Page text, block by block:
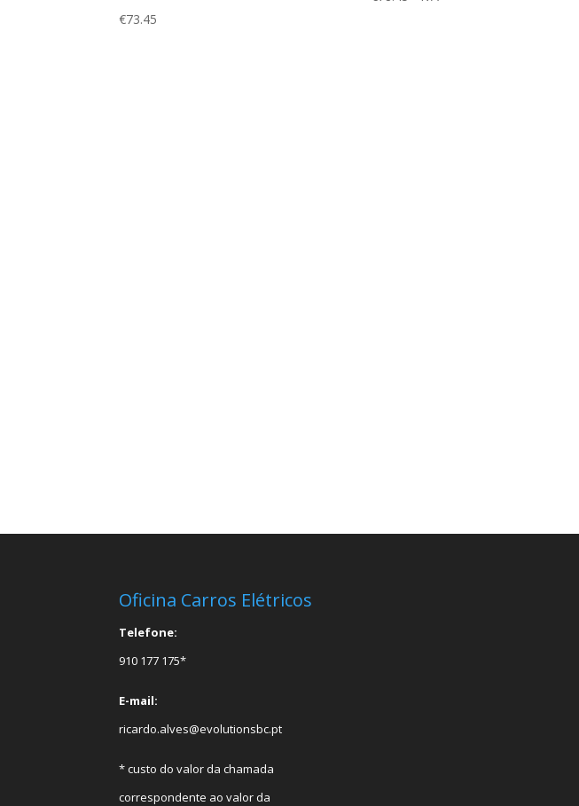
€73.45
Oficina Carros Elétricos
Telefone:
910 177 175*
E-mail:
ricardo.alves@evolutionsbc.pt
* custo do valor da chamada
correspondente ao valor da